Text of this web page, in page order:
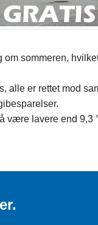
sommeren,
alle er rettet mod
lavere end 9,3